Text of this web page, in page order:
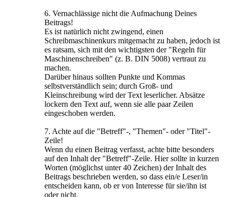
6. Vernachlässige nicht die Aufmachung Deines
Beitrags!
Es ist natürlich nicht zwingend, einen
Schreibmaschinenkurs mitgemacht zu haben, jedoch ist
es ratsam, sich mit den wichtigsten der "Regeln für
Maschinenschreiben" (z. B. DIN 5008) vertraut zu
machen.
Darüber hinaus sollten Punkte und Kommas
selbstverständlich sein; durch Groß- und
Kleinschreibung wird der Text leserlicher. Absätze
lockern den Text auf, wenn sie alle paar Zeilen
eingeschoben werden.
7. Achte auf die "Betreff"-, "Themen"- oder "Titel"-
Zeile!
Wenn du einen Beitrag verfasst, achte bitte besonders
auf den Inhalt der "Betreff"-Zeile. Hier sollte in kurzen
Worten (möglichst unter 40 Zeichen) der Inhalt des
Beitrags beschrieben werden, so dass ein/e Leser/in
entscheiden kann, ob er von Interesse für sie/ihn ist
oder nicht.